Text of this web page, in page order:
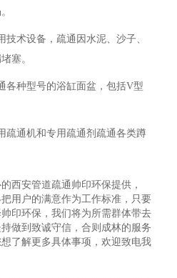
技术设备，疏通因水泥、沙子、
塞。
各种型号的浴缸面盆，包括V型
疏通机和专用疏通剂疏通各类蹲
西安管道疏通帅印环保提供，
用户的满意作为工作标准，只要
印环保，我们将为所需群体带去
做到致诚守信，合则成林的服务
了解更多具体事项，欢迎致电我